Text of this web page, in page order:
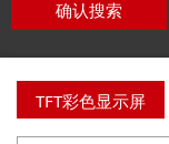
确认搜索
TFT彩色显示屏